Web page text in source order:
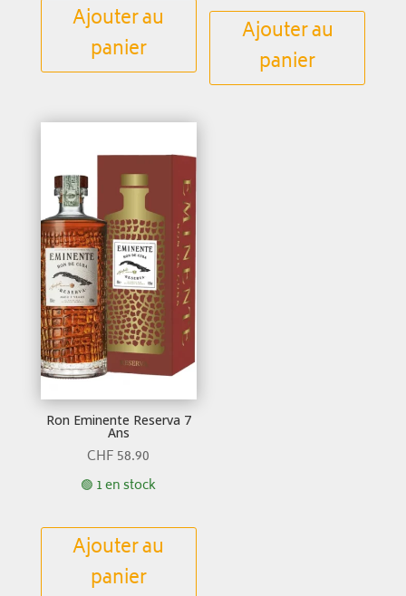
Ajouter au
panier
Ajouter au
panier
Ron Eminente Reserva 7
Ans
CHF 58.90
🟢 1 en stock
Ajouter au
panier